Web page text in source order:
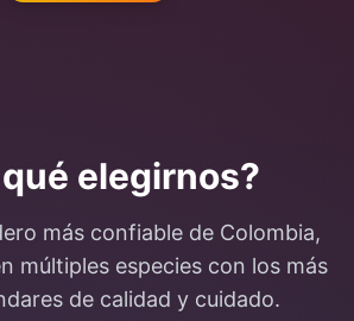
elegirnos?
más confiable de Colombia,
múltiples especies con los más
de calidad y cuidado.